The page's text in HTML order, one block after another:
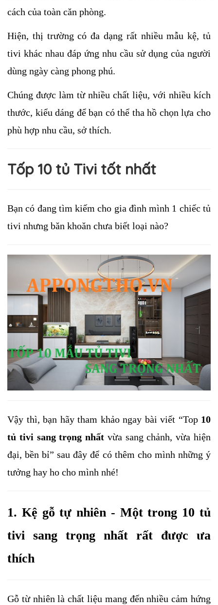
cách của toàn căn phòng.
Hiện, thị trường có đa dạng rất nhiều mẫu kệ, tủ
tivi khác nhau đáp ứng nhu cầu sử dụng của người
dùng ngày càng phong phú.
Chúng được làm từ nhiều chất liệu, với nhiều kích
thước, kiểu dáng để bạn có thể tha hồ chọn lựa cho
phù hợp nhu cầu, sở thích.
Tốp 10 tủ Tivi tốt nhất
Bạn có đang tìm kiếm cho gia đình mình 1 chiếc tủ
tivi nhưng băn khoăn chưa biết loại nào?
Vậy thì, bạn hãy tham khảo ngay bài viết “Top 10
tủ tivi sang trọng nhất vừa sang chảnh, vừa hiện
đại, bền bỉ” sau đây để có thêm cho mình những ý
tưởng hay ho cho mình nhé!
1. Kệ gỗ tự nhiên - Một trong 10 tủ
tivi sang trọng nhất rất được ưa
thích
Gỗ từ nhiên là chất liệu mang đến nhiều cảm hứng